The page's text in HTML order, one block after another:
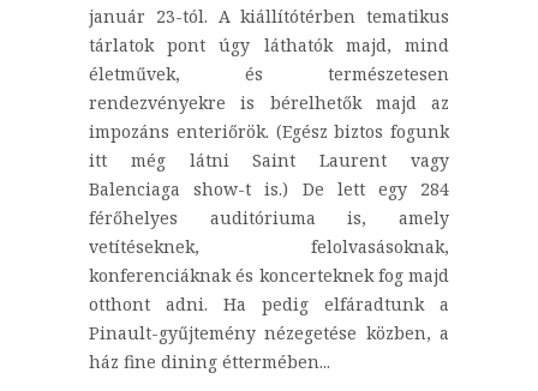
január 23-tól. A kiállítótérben tematikus
tárlatok pont úgy láthatók majd, mind
életművek, és természetesen
rendezvényekre is bérelhetők majd az
impozáns enteriőrök. (Egész biztos fogunk
itt még látni Saint Laurent vagy
Balenciaga show-t is.) De lett egy 284
férőhelyes auditóriuma is, amely
vetítéseknek, felolvasásoknak,
konferenciáknak és koncerteknek fog majd
otthont adni. Ha pedig elfáradtunk a
Pinault-gyűjtemény nézegetése közben, a
ház fine dining éttermében...